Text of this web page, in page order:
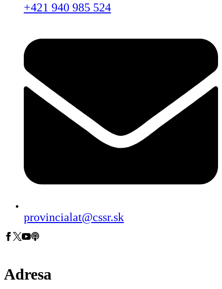
+421 940 985 524
provincialat@cssr.sk
Adresa